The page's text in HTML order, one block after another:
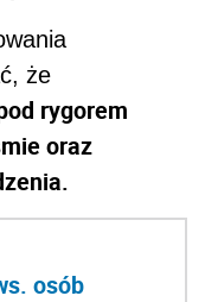
że
rygorem
oraz
osób